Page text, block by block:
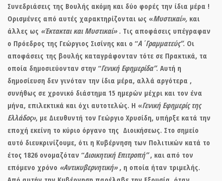
Συνεδριάσεις της Βουλής ακόμη και δύο φορές την ίδια μέρα !
Ορισμένες από αυτές χαρακτηρίζονται ως «Μυστικαί», και
άλλες ως «Έκτακται και Μυστικαί» . Τις αποφάσεις υπέγραφαν
ο Πρόεδρος της Γεώργιος Σισίνης και ο “Α΄Γραμματεύς”. Οι
αποφάσεις της βουλής καταγράφονταν τότε σε Πρακτικά, τα
οποία δημοσιεύονταν στην “Γενική Εφημερίδα”. Αυτή η
δημοσίευση δεν γινόταν την ίδια μέρα, αλλά αργότερα ,
συνήθως σε χρονικό διάστημα 15 ημερών μέχρι και τον ένα
μήνα, επιλεκτικά και όχι αυτοτελώς. Η «Γενική Εφημερίς της
Ελλάδος», με Διευθυντή τον Γεώργιο Χρυσίδη, υπήρξε κατά την
εποχή εκείνη το κύριο όργανο της Διοικήσεως. Στο σημείο
αυτό διευκρινίζουμε, ότι η Κυβέρνηση των Πολιτικών κατά το
έτος 1826 ονομαζόταν “Διοικητική Επιτροπή”, και από τον
επόμενο χρόνο «Αντικυβερνητική», η οποία ήταν τριμελής.